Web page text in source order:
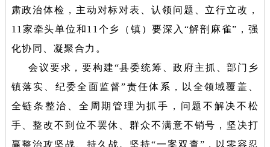
肃政治体检，主动对标对表、认领问题、立行立改，
11家牵头单位和11个乡（镇）要深入“解剖麻雀”，强
化协同、凝聚合力。
会议要求，要构建“县委统筹、政府主抓、部门乡
镇落实、纪委全面监督”责任体系，以全领域覆盖、
全链条整治、全周期管理为抓手，问题不解决不松
手、整改不到位不罢休、群众不满意不销号，坚决打
赢整治攻坚战、持久战。坚持“一案双查”，以零容忍